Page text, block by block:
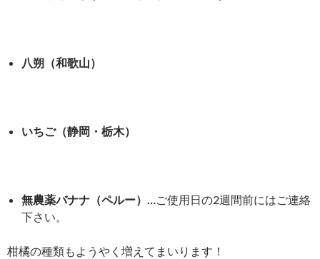
八朔（和歌山）
いちご（静岡・栃木）
無農薬バナナ（ペルー）…ご使用日の2週間前にはご連絡
下さい。
柑橘の種類もようやく増えてまいります！